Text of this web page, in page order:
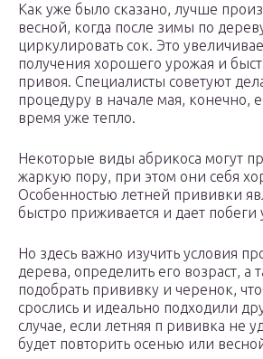
Как уже было сказано, лучше
весной, когда после зимы по
циркулировать сок. Это
получения хорошего урожая и
привоя. Специалисты советуют
процедуру в начале мая, конечно,
время уже тепло.
Некоторые виды абрикоса могут
жаркую пору, при этом они себя
Особенностью летней прививки
быстро приживается и дает побеги
Но здесь важно изучить условия
дерева, определить его возраст, а
подобрать прививку и черенок,
срослись и идеально подходили
случае, если летняя п рививка не
будет повторить осенью или